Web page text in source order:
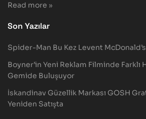
Read more »
Son Yazılar
Spider-Man Bu Kez Levent
Boyner’in Yeni Reklam Filminde Farklı
Gemide Buluşuyor
İskandinav Güzellik Markası GOSH
Yeniden Satışta